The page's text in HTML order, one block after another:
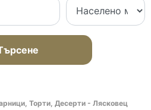
Торти, Десерти - Лясковец